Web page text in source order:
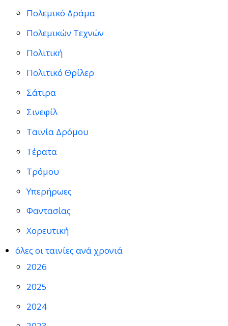
Πολεμικό Δράμα
Πολεμικών Τεχνών
Πολιτική
Πολιτικό Θρίλερ
Σάτιρα
Σινεφίλ
Ταινία Δρόμου
Τέρατα
Τρόμου
Υπερήρωες
Φαντασίας
Χορευτική
όλες οι ταινίες ανά χρονιά
2026
2025
2024